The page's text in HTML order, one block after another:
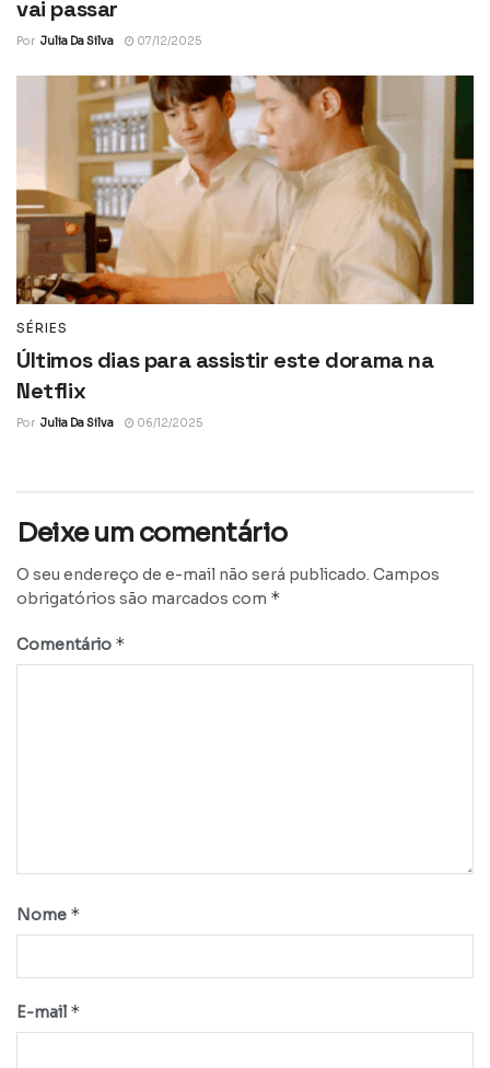
vai passar
Por Julia Da Silva 07/12/2025
SÉRIES
Últimos dias para assistir este dorama na
Netflix
Por Julia Da Silva 06/12/2025
Deixe um comentário
O seu endereço de e-mail não será publicado. Campos
obrigatórios são marcados com *
Comentário *
Nome *
E-mail *